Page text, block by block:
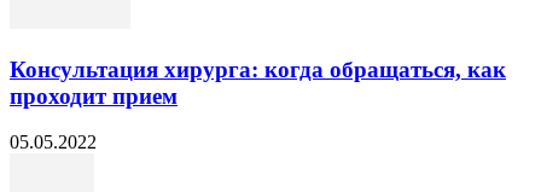
Консультация хирурга: когда обращаться, как
проходит прием
05.05.2022